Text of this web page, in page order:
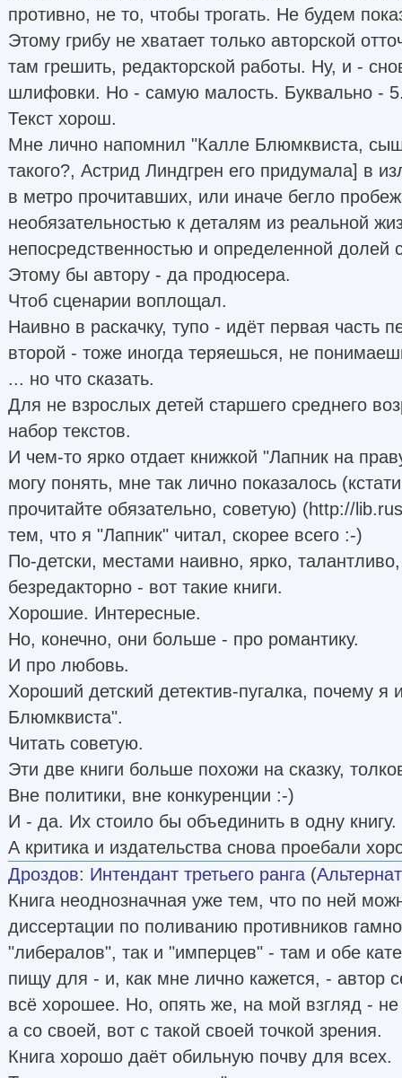
противно, не то, чтобы трогать. Не будем
Этому грибу не хватает только авторской
там грешить, редакторской работы. Ну, и -
шлифовки. Но - самую малость. Буквально -
Текст хорош.
Мне лично напомнил "Калле Блюмквиста,
такого?, Астрид Линдгрен его придумала] в
в метро прочитавших, или иначе бегло
необязательностью к деталям из реальной
непосредственностью и определенной долей
Этому бы автору - да продюсера.
Чтоб сценарии воплощал.
Наивно в раскачку, тупо - идёт первая часть
второй - тоже иногда теряешься, не
... но что сказать.
Для не взрослых детей старшего среднего
набор текстов.
И чем-то ярко отдает книжкой "Лапник на
могу понять, мне так лично показалось
прочитайте обязательно, советую) (http://
тем, что я "Лапник" читал, скорее всего :-)
По-детски, местами наивно, ярко,
безредакторно - вот такие книги.
Хорошие. Интересные.
Но, конечно, они больше - про романтику.
И про любовь.
Хороший детский детектив-пугалка, почему
Блюмквиста".
Читать советую.
Эти две книги больше похожи на сказку,
Вне политики, вне конкуренции :-)
И - да. Их стоило бы объединить в одну книгу.
А критика и издательства снова проебали
Дроздов: Интендант третьего ранга (
Книга неоднозначная уже тем, что по ней
диссертации по поливанию противников
"либералов", так и "имперцев" - там и обе
пищу для - и, как мне лично кажется, - автор
всё хорошее. Но, опять же, на мой взгляд - не
а со своей, вот с такой своей точкой зрения.
Книга хорошо даёт обильную почву для всех.